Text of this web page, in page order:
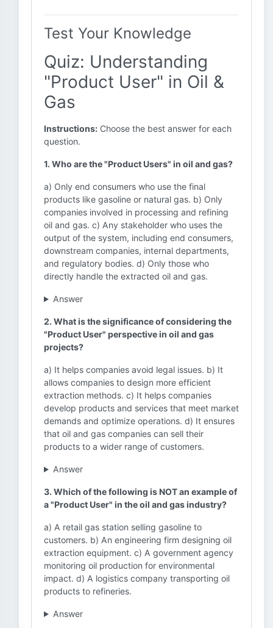
Test Your Knowledge
Quiz: Understanding
"Product User" in Oil &
Gas
Instructions: Choose the best answer for each
question.
1. Who are the "Product Users" in oil and gas?
a) Only end consumers who use the final
products like gasoline or natural gas. b) Only
companies involved in processing and refining
oil and gas. c) Any stakeholder who uses the
output of the system, including end consumers,
downstream companies, internal departments,
and regulatory bodies. d) Only those who
directly handle the extracted oil and gas.
Answer
2. What is the significance of considering the
"Product User" perspective in oil and gas
projects?
a) It helps companies avoid legal issues. b) It
allows companies to design more efficient
extraction methods. c) It helps companies
develop products and services that meet market
demands and optimize operations. d) It ensures
that oil and gas companies can sell their
products to a wider range of customers.
Answer
3. Which of the following is NOT an example of
a "Product User" in the oil and gas industry?
a) A retail gas station selling gasoline to
customers. b) An engineering firm designing oil
extraction equipment. c) A government agency
monitoring oil production for environmental
impact. d) A logistics company transporting oil
products to refineries.
Answer